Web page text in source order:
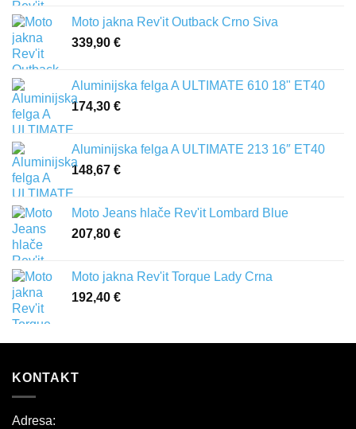
Moto jakna Rev'it Outback Crno Siva
339,90 €
Aluminijska felga A ULTIMATE 610 18" ET40
174,30 €
Aluminijska felga A ULTIMATE 213 16″ ET40
148,67 €
Moto Jeans hlače Rev'it Lombard Blue
207,80 €
Moto jakna Rev'it Torque Lady Crna
192,40 €
KONTAKT
Adresa: